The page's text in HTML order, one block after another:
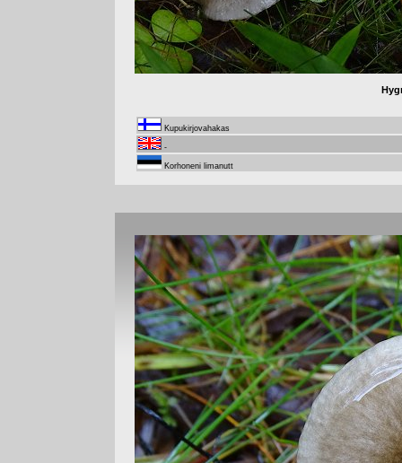
Kupukirjovahakas
-
Korhoneni limanutt